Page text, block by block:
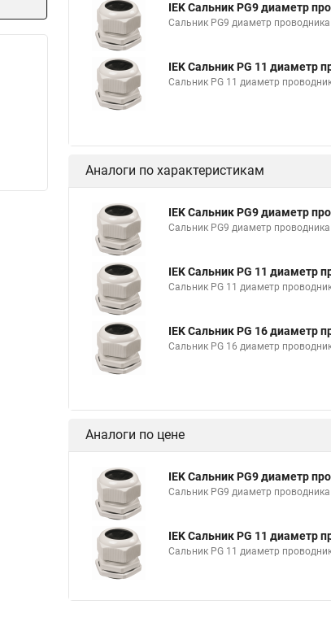
IEK Сальник PG9 диаметр
Сальник PG9 диаметр
IEK Сальник PG 11 диаметр
Сальник PG 11 диаметр
Аналоги по характеристикам
IEK Сальник PG9 диаметр
Сальник PG9 диаметр
IEK Сальник PG 11 диаметр
Сальник PG 11 диаметр
IEK Сальник PG 16 диаметр
Сальник PG 16 диаметр
Аналоги по цене
IEK Сальник PG9 диаметр
Сальник PG9 диаметр
IEK Сальник PG 11 диаметр
Сальник PG 11 диаметр